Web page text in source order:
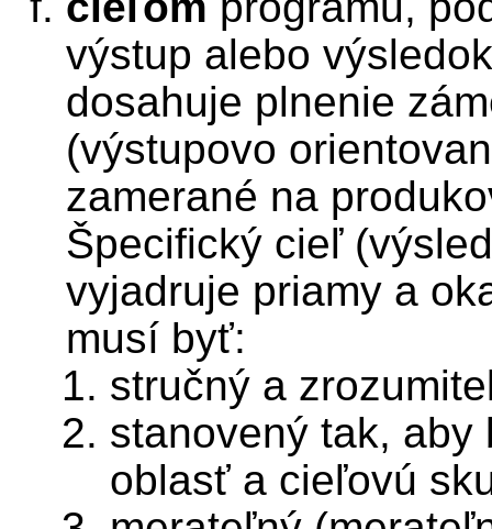
výstup alebo
dosahuje plnenie
(výstupovo
zamerané na
Špecifický cieľ
vyjadruje priamy a
musí byť:
stručný a
stanovený tak,
oblasť a cieľovú